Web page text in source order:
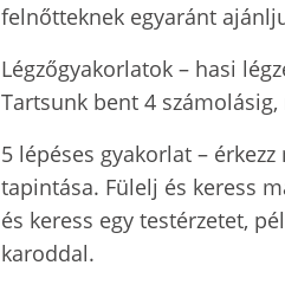
felnőtteknek egyaránt
Légzőgyakorlatok – hasi
Tartsunk bent 4
5 lépéses gyakorlat –
tapintása. Fülelj és keress
és keress egy testérzetet,
karoddal.